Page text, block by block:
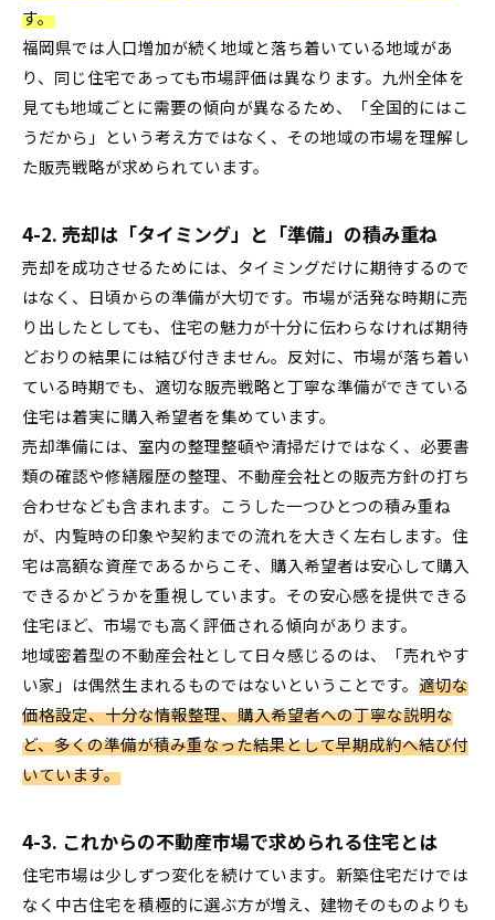
す。
福岡県では人口増加が続く地域と落ち着いている地域があ
り、同じ住宅であっても市場評価は異なります。九州全体を
見ても地域ごとに需要の傾向が異なるため、「全国的にはこ
うだから」という考え方ではなく、その地域の市場を理解し
た販売戦略が求められています。
4-2. 売却は「タイミング」と「準備」の積み重ね
売却を成功させるためには、タイミングだけに期待するので
はなく、日頃からの準備が大切です。市場が活発な時期に売
り出したとしても、住宅の魅力が十分に伝わらなければ期待
どおりの結果には結び付きません。反対に、市場が落ち着い
ている時期でも、適切な販売戦略と丁寧な準備ができている
住宅は着実に購入希望者を集めています。
売却準備には、室内の整理整頓や清掃だけではなく、必要書
類の確認や修繕履歴の整理、不動産会社との販売方針の打ち
合わせなども含まれます。こうした一つひとつの積み重ね
が、内覧時の印象や契約までの流れを大きく左右します。住
宅は高額な資産であるからこそ、購入希望者は安心して購入
できるかどうかを重視しています。その安心感を提供できる
住宅ほど、市場でも高く評価される傾向があります。
地域密着型の不動産会社として日々感じるのは、「売れやす
い家」は偶然生まれるものではないということです。 適切な
価格設定、十分な情報整理、購入希望者への丁寧な説明な
ど、多くの準備が積み重なった結果として早期成約へ結び付
いています。
4-3. これからの不動産市場で求められる住宅とは
住宅市場は少しずつ変化を続けています。新築住宅だけでは
なく中古住宅を積極的に選ぶ方が増え、建物そのものよりも